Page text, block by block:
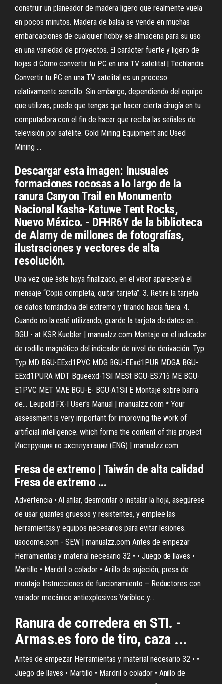
construir un planeador de madera ligero que realmente vuela
en pocos minutos. Madera de balsa se vende en muchas
embarcaciones de cualquier hobby se almacena para su uso
en una variedad de proyectos. El carácter fuerte y ligero de
hojas d Cómo convertir tu PC en una TV satelital | Techlandia
Convertir tu PC en una TV satelital es un proceso
relativamente sencillo. Sin embargo, dependiendo del equipo
que utilizas, puede que tengas que hacer cierta cirugía en tu
computadora con el fin de hacer que reciba las señales de
televisión por satélite. Gold Mining Equipment and Used
Mining …
Descargar esta imagen: Inusuales
formaciones rocosas a lo largo de la
ranura Canyon Trail en Monumento
Nacional Kasha-Katuwe Tent Rocks,
Nuevo México. - DFHR6Y de la biblioteca
de Alamy de millones de fotografías,
ilustraciones y vectores de alta
resolución.
Una vez que éste haya finalizado, en el visor aparecerá el
mensaje “Copia completa, quitar tarjeta”. 3. Retire la tarjeta
de datos tomándola del extremo y tirando hacia fuera. 4.
Cuando no la esté utilizando, guarde la tarjeta de datos en…
BGU - at KSR Kuebler | manualzz.com Montaje en el indicador
de rodillo magnético del indicador de nivel de derivación: Typ
Typ MD BGU-EExd1PVC MDG BGU-EExd1PUR MDGA BGU-
EExd1PURA MDT Bgueexd-1Sil MESt BGU-ES716 ME BGU-
E1PVC MET MAE BGU-E- BGU-A1Sil E Montaje sobre barra
de… Leupold FX-I User's Manual | manualzz.com * Your
assessment is very important for improving the work of
artificial intelligence, which forms the content of this project
Инструкция по эксплуатации (ENG) | manualzz.com
Fresa de extremo | Taiwán de alta calidad
Fresa de extremo ...
Advertencia • Al afilar, desmontar o instalar la hoja, asegúrese
de usar guantes gruesos y resistentes, y emplee las
herramientas y equipos necesarios para evitar lesiones.
usocome.com - SEW | manualzz.com Antes de empezar
Herramientas y material necesario 32 • • Juego de llaves •
Martillo • Mandril o colador • Anillo de sujeción, presa de
montaje Instrucciones de funcionamiento – Reductores con
variador mecánico antiexplosivos Varibloc y…
Ranura de corredera en STI. -
Armas.es foro de tiro, caza ...
Antes de empezar Herramientas y material necesario 32 • •
Juego de llaves • Martillo • Mandril o colador • Anillo de